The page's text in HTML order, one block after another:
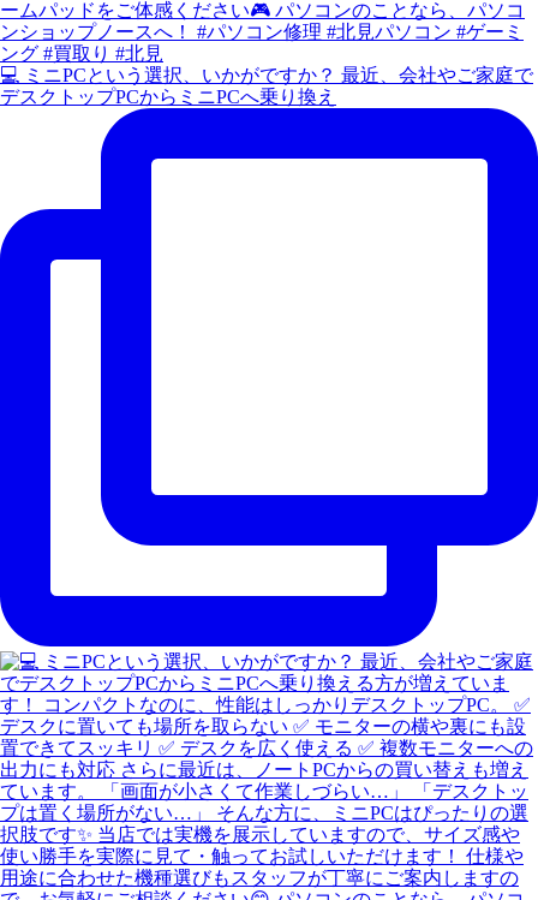
💻 ミニPCという選択、いかがですか？ 最近、会社やご家庭で
デスクトップPCからミニPCへ乗り換え